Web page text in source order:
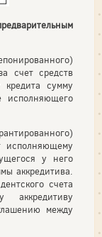
счет средств
кредита сумму
исполняющего
исполняющему
у него
аккредитива.
счета
аккредитиву
между